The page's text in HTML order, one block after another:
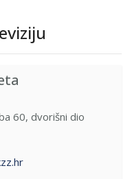
60, dvorišni dio